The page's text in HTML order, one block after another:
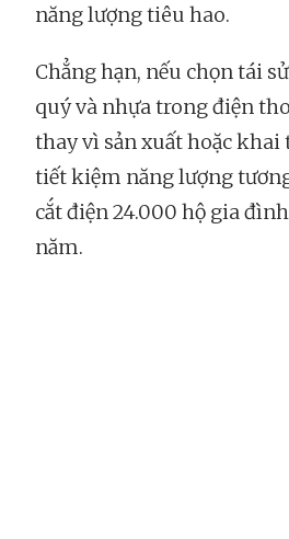
năng lượng tiêu hao.
Chẳng hạn, nếu chọn tái
quý và nhựa trong điện
thay vì sản xuất hoặc khai
tiết kiệm năng lượng
cắt điện 24.000 hộ gia
năm.